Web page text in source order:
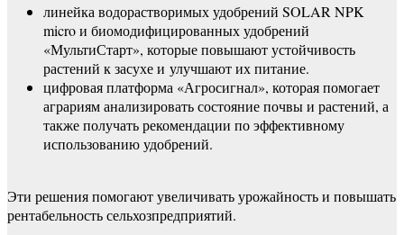
линейка водорастворимых удобрений SOLAR NPK
micro и биомодифицированных удобрений
«МультиСтарт», которые повышают устойчивость
растений к засухе и улучшают их питание.
цифровая платформа «Агросигнал», которая помогает
аграриям анализировать состояние почвы и растений, а
также получать рекомендации по эффективному
использованию удобрений.
Эти решения помогают увеличивать урожайность и повышать
рентабельность сельхозпредприятий.